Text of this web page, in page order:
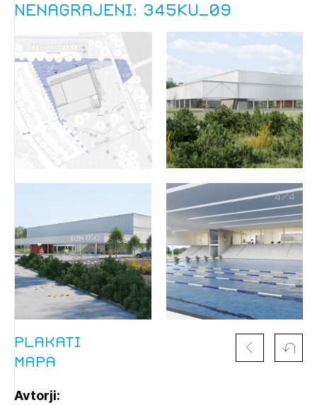
Izbrana vsebina je namenjena le ZAPS
registriranim uporabnikom. Da lahko do nje
dostopate, se je potrebno prijaviti.
PRIJAVITE SE REGISTRIRAJTE SE
Nenagrajeni: 345KU_09
4/4
Plakati
Mapa
Avtorji: